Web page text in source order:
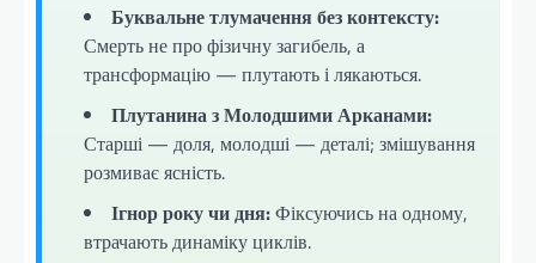
Буквальне тлумачення без контексту:
Смерть не про фізичну загибель, а
трансформацію — плутають і лякаються.
Плутанина з Молодшими Арканами:
Старші — доля, молодші — деталі; змішування
розмиває ясність.
Ігнор року чи дня:Фіксуючись на одному,
втрачають динаміку циклів.